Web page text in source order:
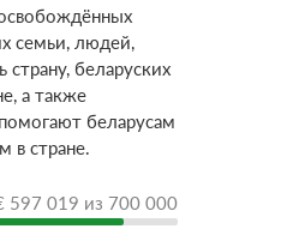
семьи, людей,
беларуских
а также
беларусам
в стране.
597 019 из 700 000